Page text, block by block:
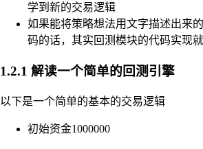
学到新的交易逻辑
如果能将策略想法用文字描述出来
码的话，其实回测模块的代码实现
1.2.1 解读一个简单的回测引擎
以下是一个简单的基本的交易逻辑
初始资金1000000